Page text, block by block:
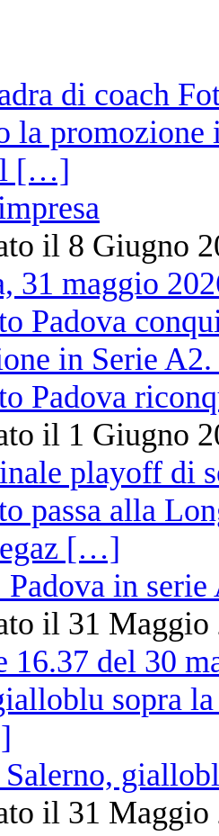
il 8 Giugno
Padova
il 1 Giugno
in serie
il 31 Maggio
il 31 Maggio